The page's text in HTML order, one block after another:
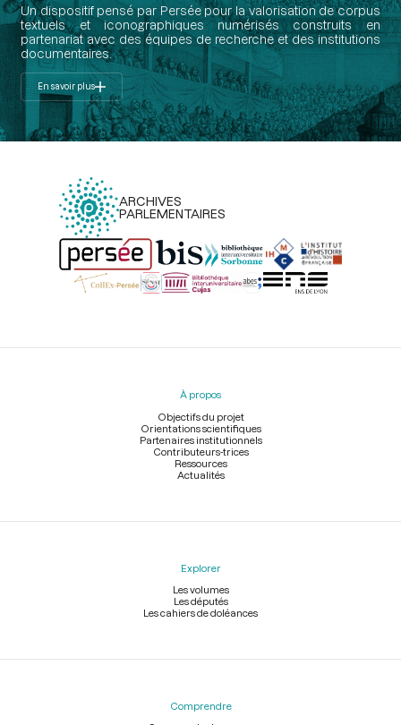
Un dispositif pensé par Persée pour la valorisation de corpus
textuels et iconographiques numérisés construits en
partenariat avec des équipes de recherche et des institutions
documentaires.
En savoir plus
ARCHIVES
PARLEMENTAIRES
Menu
À propos
Objectifs du projet
Orientations scientifiques
Partenaires institutionnels
Contributeurs-trices
Ressources
Actualités
Explorer
Les volumes
Les députés
Les cahiers de doléances
Comprendre